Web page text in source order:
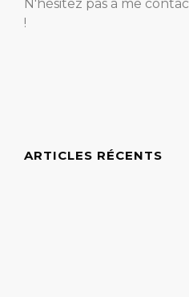
N'hésitez pas à me
!
ARTICLES RÉCENTS